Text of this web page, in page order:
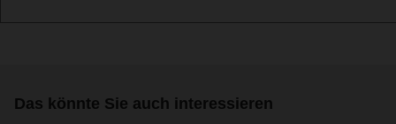
Das könnte Sie auch interessieren